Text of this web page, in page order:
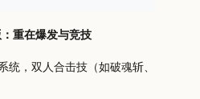
重在爆发与竞技
统，双人合击技（如破魂斩、